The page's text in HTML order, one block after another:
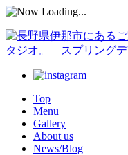
Top
Menu
Gallery
About us
News/Blog